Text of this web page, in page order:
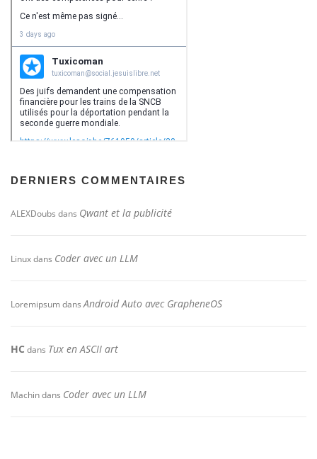
DERNIERS COMMENTAIRES
ALEXDoubs dans Qwant et la publicité
Linuxdans Coder avec un LLM
LoremipsumdansAndroid Auto avec GrapheneOS
HC dans Tux en ASCII art
Machindans Coder avec un LLM